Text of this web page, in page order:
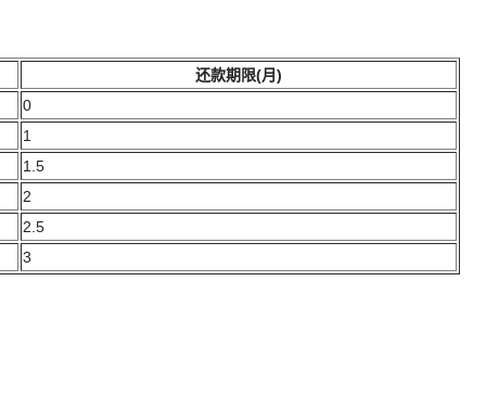
还款期限(月)
0
1
1.5
2
2.5
3